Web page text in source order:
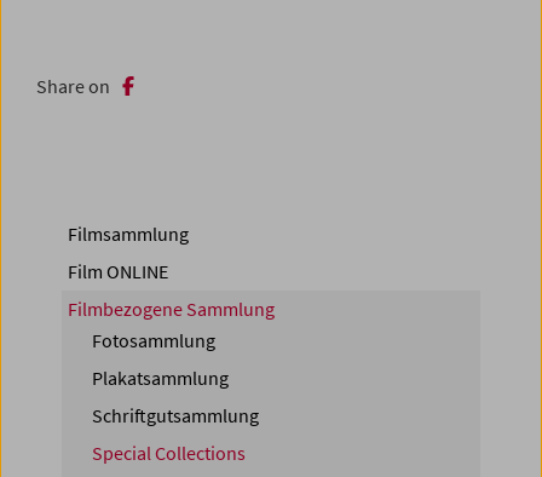
Share on
Filmsammlung
Film ONLINE
Filmbezogene Sammlung
Fotosammlung
Plakatsammlung
Schriftgutsammlung
Special Collections